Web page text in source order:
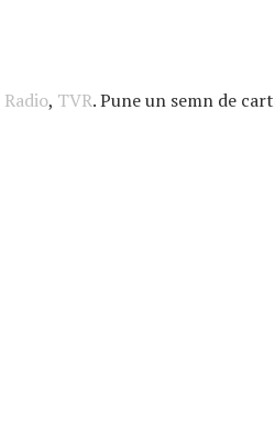
Radio, TVR. Pune un semn de